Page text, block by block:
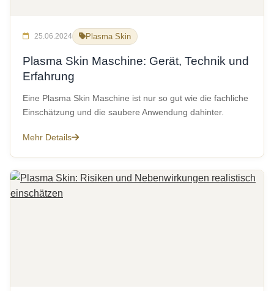
25.06.2024 Plasma Skin
Plasma Skin Maschine: Gerät, Technik und
Erfahrung
Eine Plasma Skin Maschine ist nur so gut wie die fachliche
Einschätzung und die saubere Anwendung dahinter.
Mehr Details